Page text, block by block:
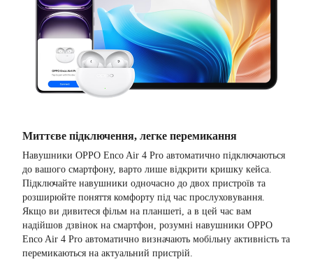
Миттєве підключення, легке перемикання
Навушники OPPO Enco Air 4 Pro автоматично підключаються
до вашого смартфону, варто лише відкрити кришку кейса.
Підключайте навушники одночасно до двох пристроїв та
розширюйте поняття комфорту під час прослуховування.
Якщо ви дивитеся фільм на планшеті, а в цей час вам
надійшов дзвінок на смартфон, розумні навушники OPPO
Enco Air 4 Pro автоматично визначають мобільну активність та
перемикаються на актуальний пристрій.